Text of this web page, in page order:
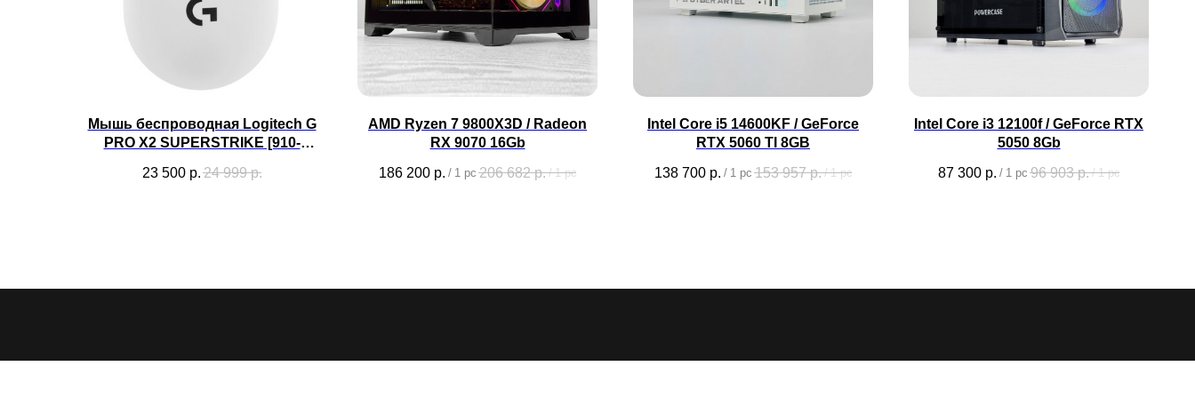
Мышь беспроводная Logitech G
PRO X2 SUPERSTRIKE [910-
светодиодный, USB Type-A,
23 500 р. 24 999 р.
AMD Ryzen 7 9800X3D / Radeon
RX 9070 16Gb
186 200 р. / 1 pc 206 682 р. / 1 pc
Intel Core i5 14600KF / GeForce
RTX 5060 TI 8GB
138 700 р. / 1 pc 153 957 р. / 1 pc
Intel Core i3 12100f / GeForce RTX
5050 8Gb
87 300 р. / 1 pc 96 903 р. / 1 pc